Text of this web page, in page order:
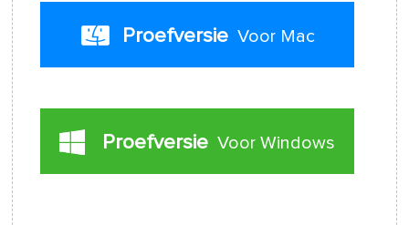
Proefversie Voor Mac
Proefversie Voor Windows